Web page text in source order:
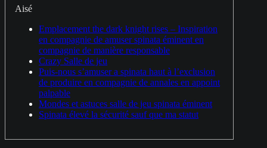
Aisé
Emplacement the dark knight rises – Inspiration
en compagnie de amuser spinata éminent en
compagnie de manière responsable
Crazy Salle de jeu
Puis-nous s’amuser a spinata haut à l’exclusion
de produire en compagnie de annales en appoint
palpable
Mondes et astuces salle de jeu spinata éminent
Spinata élevé la sécurité sauf que ma statut